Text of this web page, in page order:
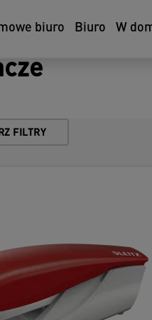
biuro Biuro W
FILTRY